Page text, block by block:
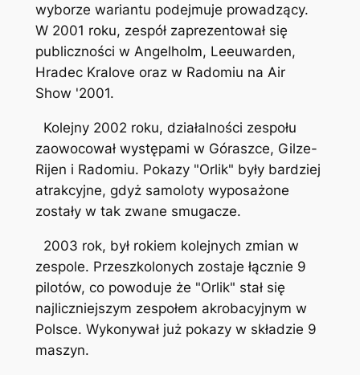
wyborze wariantu podejmuje prowadzący.
W 2001 roku, zespół zaprezentował się
publiczności w Angelholm, Leeuwarden,
Hradec Kralove oraz w Radomiu na Air
Show '2001.
Kolejny 2002 roku, działalności zespołu
zaowocował występami w Góraszce, Gilze-
Rijen i Radomiu. Pokazy "Orlik" były bardziej
atrakcyjne, gdyż samoloty wyposażone
zostały w tak zwane smugacze.
2003 rok, był rokiem kolejnych zmian w
zespole. Przeszkolonych zostaje łącznie 9
pilotów, co powoduje że "Orlik" stał się
najliczniejszym zespołem akrobacyjnym w
Polsce. Wykonywał już pokazy w składzie 9
maszyn.